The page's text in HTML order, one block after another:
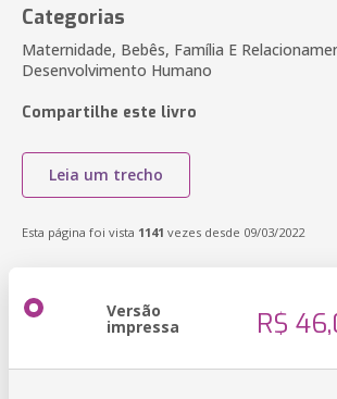
Categorias
Maternidade, Bebês, Família E
Desenvolvimento Humano
Compartilhe este livro
Leia um trecho
Esta página foi vista 1141 vezes desde 09/03/2022
Versão
impressa R$